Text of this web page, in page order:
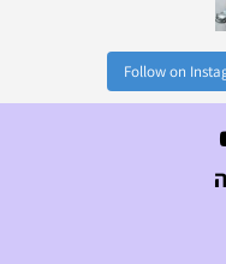
Follow on